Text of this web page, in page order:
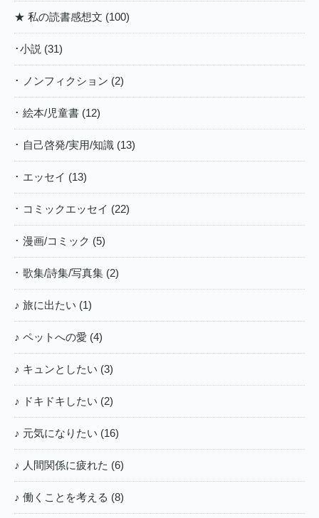
★ 私の読書感想文 (100)
･小説 (31)
･ ノンフィクション (2)
･ 絵本/児童書 (12)
･ 自己啓発/実用/知識 (13)
･ エッセイ (13)
･ コミックエッセイ (22)
･ 漫画/コミック (5)
･ 歌集/詩集/写真集 (2)
♪ 旅に出たい (1)
♪ ペットへの愛 (4)
♪ キュンとしたい (3)
♪ ドキドキしたい (2)
♪ 元気になりたい (16)
♪ 人間関係に疲れた (6)
♪ 働くことを考える (8)